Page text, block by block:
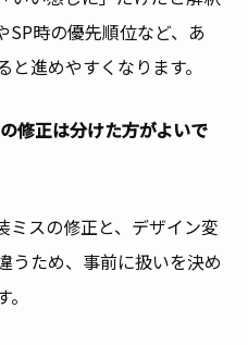
SP時の優先順位など、あ
進めやすくなります。
修正は分けた方がよいで
ミスの修正と、デザイン変
うため、事前に扱いを決め